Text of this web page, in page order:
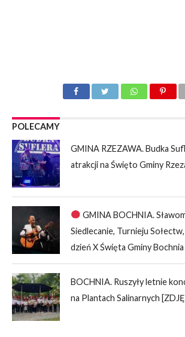
POLECAMY
GMINA RZEZAWA. Budka
atrakcji na Święto Gminy
GMINA BOCHNIA.
Siedlecanie, Turnieju
dzień X Święta Gminy
BOCHNIA. Ruszyły letnie
na Plantach Salinarnych